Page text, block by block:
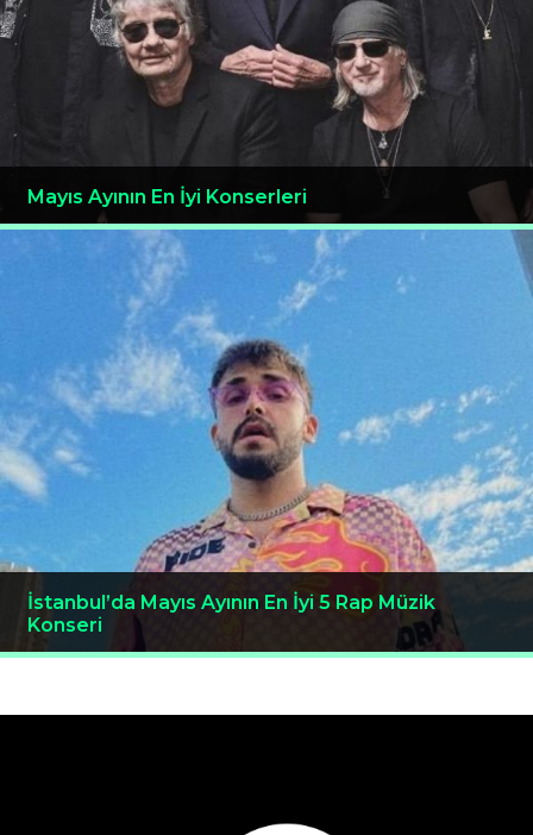
Mayıs Ayının En İyi Konserleri
İstanbul’da Mayıs Ayının En İyi 5 Rap Müzik
Konseri